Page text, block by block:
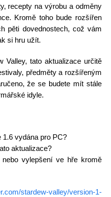
recepty na výrobu a odměny
Kromě toho bude rozšířen
pěti dovednostech, což vám
si hru užít.
Valley, tato aktualizace určitě
předměty a rozšířeným
že se budete mít stále
idyle.
1.6 vydána pro PC?
aktualizace?
vylepšení ve hře kromě
stardew-valley/version-1-